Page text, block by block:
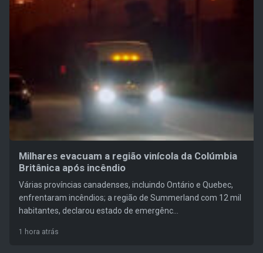
Milhares evacuam a região vinícola da Colúmbia
Britânica após incêndio
Várias províncias canadenses, incluindo Ontário e Quebec,
enfrentaram incêndios; a região de Summerland com 12 mil
habitantes, declarou estado de emergênc...
1 hora atrás